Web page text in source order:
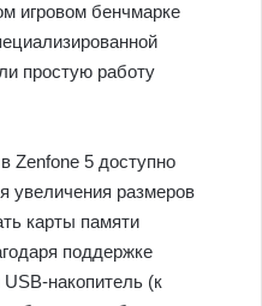
игровом бенчмарке
простую работу
Zenfone 5 доступно
увеличения размеров
карты памяти
поддержке
накопитель (к